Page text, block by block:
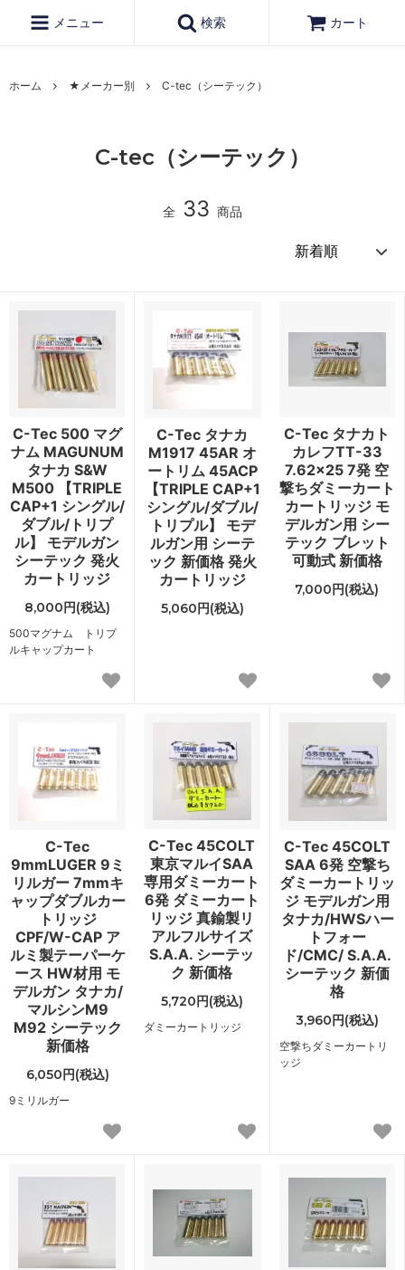
メニュー 検索 カート
ホーム ★メーカー別 C-tec（シーテック）
C-tec（シーテック）
全 33 商品
C-Tec 500 マグ
ナム MAGUNUM
タナカ S&W
M500 【TRIPLE
CAP+1 シングル/
ダブル/トリプ
ル】 モデルガン
シーテック 発火
カートリッジ
8,000円(税込)
500マグナム トリプ
ルキャップカート
C-Tec タナカ
M1917 45AR オ
ートリム 45ACP
【TRIPLE CAP+1
シングル/ダブル/
トリプル】 モデ
ルガン用 シーテ
ック 新価格 発火
カートリッジ
5,060円(税込)
C-Tec タナカト
カレフTT-33
7.62×25 7発 空
撃ちダミーカート
カートリッジ モ
デルガン用 シー
テック ブレット
可動式 新価格
7,000円(税込)
C-Tec
9mmLUGER 9ミ
リルガー 7mmキ
ャップダブルカー
トリッジ
CPF/W-CAP ア
ルミ製テーパーケ
ース HW材用 モ
デルガン タナカ/
マルシンM9
M92 シーテック
新価格
6,050円(税込)
9ミリルガー
C-Tec 45COLT
東京マルイSAA
専用ダミーカート
6発 ダミーカート
リッジ 真鍮製リ
アルフルサイズ
S.A.A. シーテッ
ク 新価格
5,720円(税込)
ダミーカートリッジ
C-Tec 45COLT
SAA 6発 空撃ち
ダミーカートリッ
ジ モデルガン用
タナカ/HWSハー
トフォー
ド/CMC/ S.A.A.
シーテック 新価
格
3,960円(税込)
空撃ちダミーカートリ
ッジ